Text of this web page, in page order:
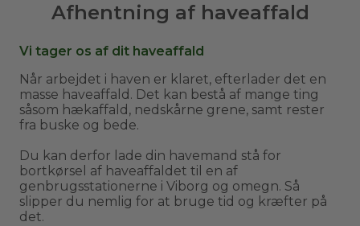
Afhentning af haveaffald
Vi tager os af dit haveaffald
Når arbejdet i haven er klaret, efterlader det en
masse haveaffald. Det kan bestå af mange ting
såsom hækaffald, nedskårne grene, samt rester
fra buske og bede.
Du kan derfor lade din havemand stå for
bortkørsel af haveaffaldet til en af
genbrugsstationerne i Viborg og omegn. Så
slipper du nemlig for at bruge tid og kræfter på
det.